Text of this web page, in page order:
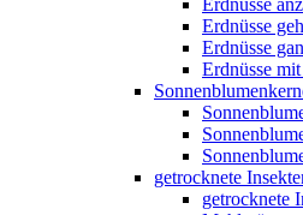
Erdnüsse
Erdnüsse
Erdnüsse
Erdnüsse
getrocknete
getrocknete